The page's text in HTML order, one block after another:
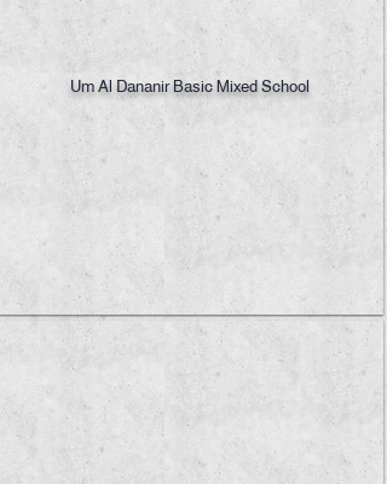
Um Al Dananir Basic Mixed School